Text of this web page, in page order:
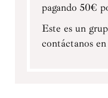
pagando 50€
Este es un
contáctanos